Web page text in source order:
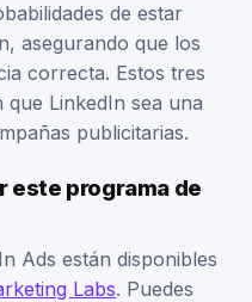
de estar
asegurando que los
correcta. Estos tres
LinkedIn sea una
publicitarias.
este programa de
Ads están disponibles
Labs. Puedes